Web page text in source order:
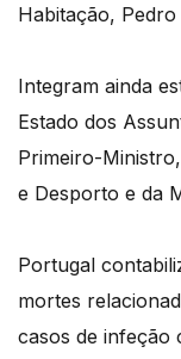
Habitação,
Integram ainda
Estado dos
Primeiro-
e Desporto e da
Portugal
mortes
casos de infeção